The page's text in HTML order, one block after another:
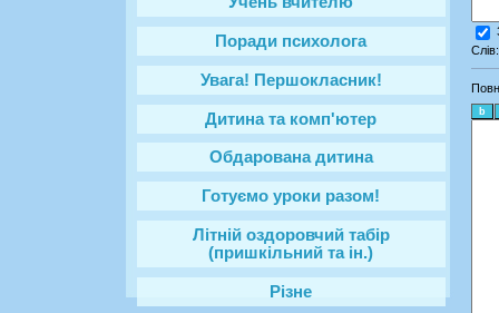
Поради психолога
Увага! Першокласник!
Дитина та комп'ютер
Обдарована дитина
Готуємо уроки разом!
Літній оздоровчий табір
(пришкільний та ін.)
Різне